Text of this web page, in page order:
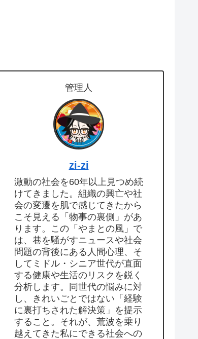
管理人
zi-zi
激動の社会を60年以上見つめ続
けてきました。組織の興亡や社
会の変遷を肌で感じてきたから
こそ見える「物事の裏側」があ
ります。この「やまとの風」で
は、巷を騒がすニュースや社会
問題の背後にある人間心理、そ
してミドル・シニア世代が直面
する健康や生活のリスクを鋭く
分析します。同世代の悩みに対
し、きれいごとではない「経験
に裏打ちされた解決策」を提示
すること。それが、荒波を乗り
越えてきた私にできる社会への